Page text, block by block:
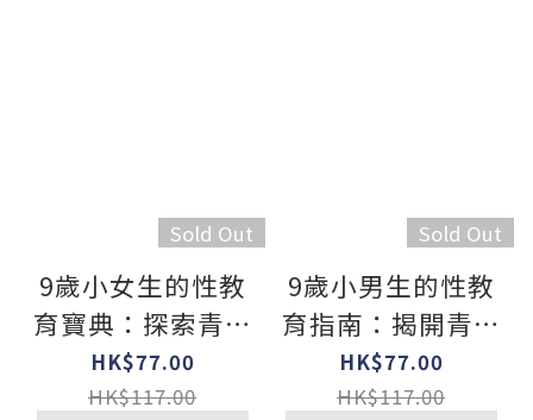
Sold Out
9歲小女生的性教
育寶典：探索青春
期の23個關鍵【身
體篇】
HK$77.00
HK$117.00
Sold Out
9歲小男生的性教
育指南：揭開青春
期の20個祕密【身
體篇】
HK$77.00
HK$117.00